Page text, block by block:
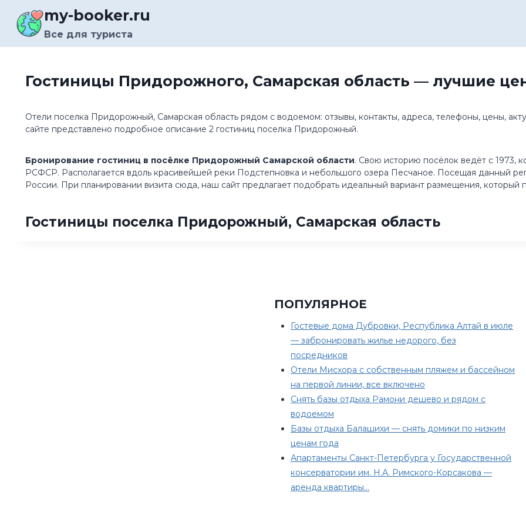
содержимому
my-booker.ru
Все для туриста
Гостиницы Придорожного, Самарская область — лучшие
Отели поселка Придорожный, Самарская область рядом с водоемом: отзывы, контакты, адреса, телефоны, цены,
сайте представлено подробное описание 2 гостиниц поселка Придорожный.
Бронирование гостиниц в посёлке Придорожный Самарской области. Свою историю посёлок ведёт с 1973,
РСФСР. Располагается вдоль красивейшей реки Подстепновка и небольшого озера Песчаное. Посещая данный
России. При планировании визита сюда, наш сайт предлагает подобрать идеальный вариант размещения, который
Гостиницы поселка Придорожный, Самарская область
ПОПУЛЯРНОЕ
Гостевые дома Дубровки, Республика Алтай в июле
— забронировать жилье недорого, без
посредников
Отели Мисхора с собственным пляжем и бассейном
на первой линии, все включено
Снять базы отдыха Рамони дешево и рядом с
водоемом
Базы отдыха Балашихи — снять домики по низким
ценам года
Апартаменты Санкт-Петербурга у Государственной
консерватории им. Н.А. Римского-Корсакова —
аренда квартиры…